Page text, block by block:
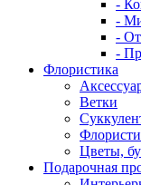
-
-
-
-
Флористика
Ветки
Цветы,
Подарочная